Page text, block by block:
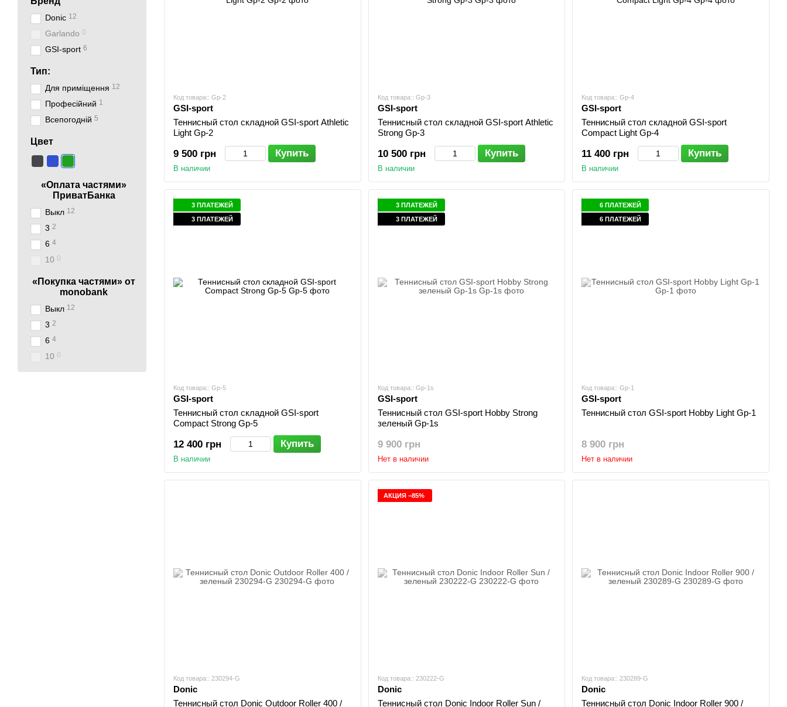
Код товара:: Gp-2
GSI-sport
Теннисный стол складной GSI-sport Athletic
Light Gp-2
9 500 грн Купить
В наличии
Код товара:: Gp-3
GSI-sport
Теннисный стол складной GSI-sport Athletic
Strong Gp-3
10 500 грн Купить
В наличии
Код товара:: Gp-4
GSI-sport
Теннисный стол складной GSI-sport
Compact Light Gp-4
11 400 грн Купить
В наличии
3 ПЛАТЕЖЕЙ
3 ПЛАТЕЖЕЙ
Код товара:: Gp-5
GSI-sport
Теннисный стол складной GSI-sport
Compact Strong Gp-5
12 400 грн Купить
В наличии
3 ПЛАТЕЖЕЙ
3 ПЛАТЕЖЕЙ
Код товара:: Gp-1s
GSI-sport
Теннисный стол GSI-sport Hobby Strong
зеленый Gp-1s
9 900 грн
Нет в наличии
6 ПЛАТЕЖЕЙ
6 ПЛАТЕЖЕЙ
Код товара:: Gp-1
GSI-sport
Теннисный стол GSI-sport Hobby Light Gp-1
8 900 грн
Нет в наличии
Код товара:: 230294-G
Donic
Теннисный стол Donic Outdoor Roller 400 /
АКЦИЯ −85%
Код товара:: 230222-G
Donic
Теннисный стол Donic Indoor Roller Sun /
Код товара:: 230289-G
Donic
Теннисный стол Donic Indoor Roller 900 /
Donic 12
Garlando 0
GSI-sport 6
Тип:
Для приміщення 12
Професійний 1
Всепогодній 5
Цвет
«Оплата частями»
ПриватБанка
Выкл 12
3 2
6 4
10 0
«Покупка частями» от
monobank
Выкл 12
3 2
6 4
10 0